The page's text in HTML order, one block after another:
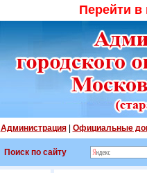
Перейти
Администрация| Официальные
Поиск по сайту